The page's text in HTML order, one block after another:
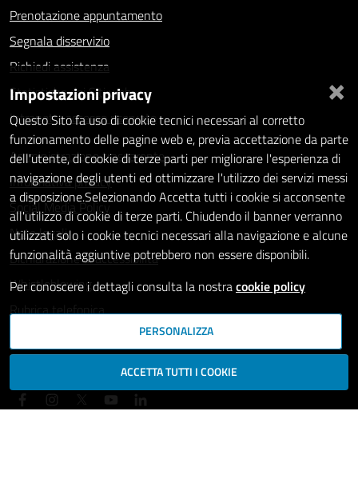
Prenotazione appuntamento
Segnala disservizio
Richiedi assistenza
Statistiche dei Siti web
Intranet - accesso riservato
Amministrazione trasparente
Informativa privacy
Social Media Policy
Note legali
Dichiarazione di accessibilità
Whistleblowing
Rubrica telefonica
SEGUICI SU
×
Impostazioni privacy
Questo Sito fa uso di cookie tecnici necessari al corretto
funzionamento delle pagine web e, previa accettazione da parte
dell'utente, di cookie di terze parti per migliorare l'esperienza di
navigazione degli utenti ed ottimizzare l'utilizzo dei servizi messi
a disposizione.Selezionando Accetta tutti i cookie si acconsente
all'utilizzo di cookie di terze parti. Chiudendo il banner verranno
utilizzati solo i cookie tecnici necessari alla navigazione e alcune
funzionalità aggiuntive potrebbero non essere disponibili.
Per conoscere i dettagli consulta la nostracookie policy
PERSONALIZZA
ACCETTA TUTTI I COOKIE